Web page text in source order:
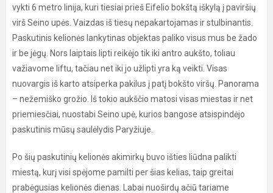
vykti 6 metro linija, kuri tiesiai prieš Eifelio bokštą iškylą į paviršių
virš Seino upės. Vaizdas iš tiesų nepakartojamas ir stulbinantis.
Paskutinis kelionės lankytinas objektas paliko visus mus be žado
ir be jėgų. Nors laiptais lipti reikėjo tik iki antro aukšto, toliau
važiavome liftu, tačiau net iki jo užlipti yra ką veikti. Visas
nuovargis iš karto atsiperka pakilus į patį bokšto viršų. Panorama
– nežemiško grožio. Iš tokio aukščio matosi visas miestas ir net
priemiesčiai, nuostabi Seino upė, kurios bangose atsispindėjo
paskutinis mūsų saulėlydis Paryžiuje.
Po šių paskutinių kelionės akimirkų buvo išties liūdna palikti
miestą, kurį visi spėjome pamilti per šias kelias, taip greitai
prabėgusias kelionės dienas. Labai nuoširdų ačiū tariame